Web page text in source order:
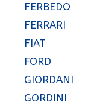
FERBEDO
FERRARI
FIAT
FORD
GIORDANI
GORDINI